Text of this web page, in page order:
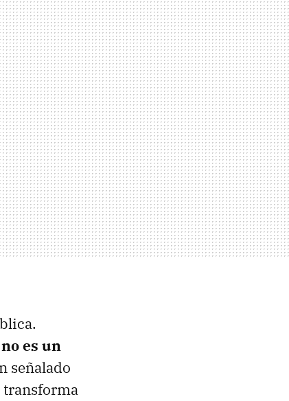
es un
señalado
transforma